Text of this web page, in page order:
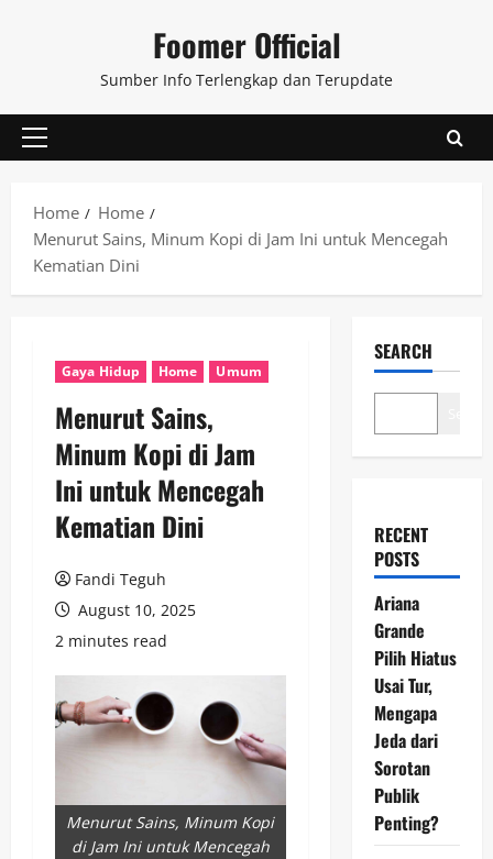
Foomer Official
Sumber Info Terlengkap dan Terupdate
Primary
Home
Home
Menurut Sains, Minum Kopi di Jam Ini untuk Mencegah
Kematian Dini
Gaya Hidup Home Umum
Menurut Sains,
Minum Kopi di Jam
Ini untuk Mencegah
Kematian Dini
Fandi Teguh
August 10, 2025
2 minutes read
Menurut Sains, Minum Kopi
di Jam Ini untuk Mencegah
SEARCH
RECENT
POSTS
Ariana
Grande
Pilih Hiatus
Usai Tur,
Mengapa
Jeda dari
Sorotan
Publik
Penting?